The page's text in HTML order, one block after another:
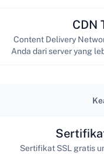
CDN
Content Delivery
Anda dari server yang
Sertifikat SSL gratis